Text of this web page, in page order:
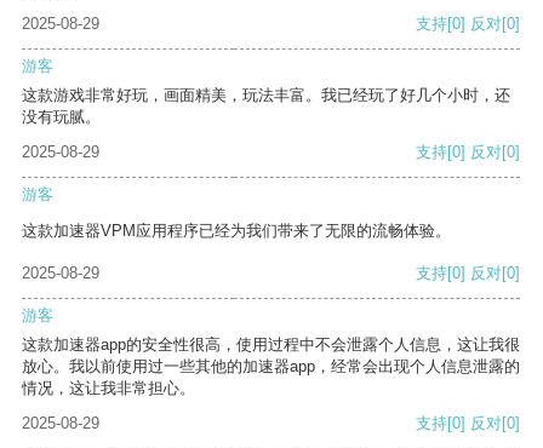
2025-08-29
支持[0] 反对[0]
游客
这款游戏非常好玩，画面精美，玩法丰富。我已经玩了好几个小时，还
没有玩腻。
2025-08-29
支持[0] 反对[0]
游客
这款加速器VPM应用程序已经为我们带来了无限的流畅体验。
2025-08-29 支持[0] 反对[0]
游客
这款加速器app的安全性很高，使用过程中不会泄露个人信息，这让我很
放心。我以前使用过一些其他的加速器app，经常会出现个人信息泄露的
情况，这让我非常担心。
2025-08-29
支持[0] 反对[0]